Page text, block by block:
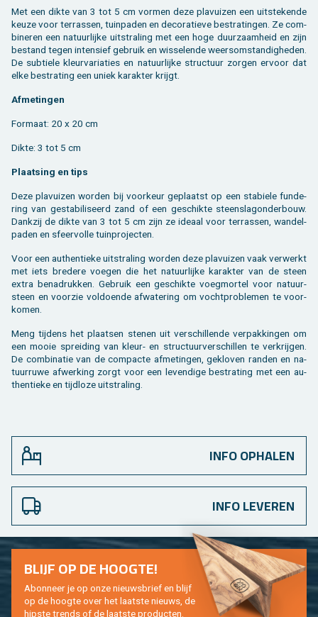
Met een dikte van 3 tot 5 cm vor­men deze pla­vui­zen een uit­ste­ken­de
keuze voor ter­ras­sen, tuin­pa­den en de­co­ra­tie­ve be­stra­tin­gen. Ze com­
bi­ne­ren een na­tuur­lij­ke uit­stra­ling met een hoge duur­zaam­heid en zijn
be­stand tegen in­ten­sief ge­bruik en wis­se­len­de weers­om­stan­dig­he­den.
De sub­tie­le kleur­va­ri­a­ties en na­tuur­lij­ke struc­tuur zor­gen er­voor dat
elke be­stra­ting een uniek ka­rak­ter krijgt.
Af­me­tin­gen
For­maat: 20 x 20 cm
Dikte: 3 tot 5 cm
Plaat­sing en tips
Deze pla­vui­zen wor­den bij voor­keur ge­plaatst op een sta­bie­le fun­de­
ring van ge­sta­bi­li­seerd zand of een ge­schik­te steen­slagon­der­bouw.
Dank­zij de dikte van 3 tot 5 cm zijn ze ide­aal voor ter­ras­sen, wan­del­
pa­den en sfeer­vol­le tuin­pro­jec­ten.
Voor een au­then­tie­ke uit­stra­ling wor­den deze pla­vui­zen vaak ver­werkt
met iets bre­de­re voe­gen die het na­tuur­lij­ke ka­rak­ter van de steen
extra be­na­druk­ken. Ge­bruik een ge­schik­te voeg­mor­tel voor na­tuur­
steen en voor­zie vol­doen­de af­wa­te­ring om vocht­pro­ble­men te voor­
ko­men.
Meng tij­dens het plaat­sen ste­nen uit ver­schil­len­de ver­pak­kin­gen om
een mooie sprei­ding van kleur- en struc­tuur­ver­schil­len te ver­krij­gen.
De com­bi­na­tie van de com­pac­te af­me­tin­gen, ge­klo­ven ran­den en na­
tuur­ru­we af­wer­king zorgt voor een le­ven­di­ge be­stra­ting met een au­
then­tie­ke en tijd­lo­ze uit­stra­ling.
INFO OPHALEN
INFO LEVEREN
BLIJF OP DE HOOG­TE!
Abon­neer je op onze nieuws­brief en blijf
op de hoog­te over het laat­ste nieuws, de
hip­s­te trends of de laat­ste pro­duc­ten.